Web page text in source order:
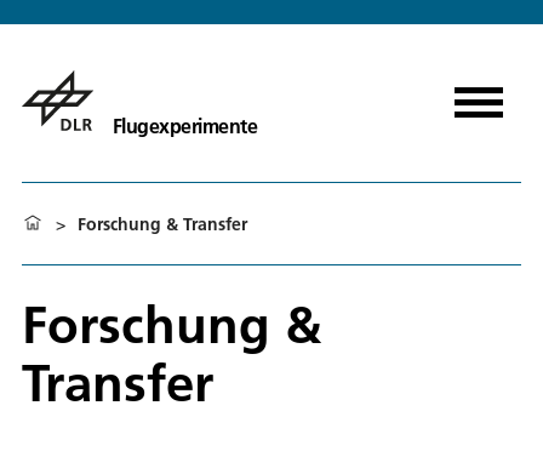
Flugexperimente
> Forschung & Transfer
Forschung &
Transfer